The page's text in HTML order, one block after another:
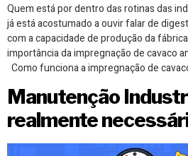
Quem está por dentro das rotinas das
já está acostumado a ouvir falar de
com a capacidade de produção da
importância da impregnação de cavaco
Como funciona a impregnação de
Manutenção
realmente